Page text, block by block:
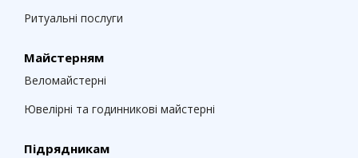
Ритуальні послуги
Майстерням
Веломайстерні
Ювелірні та годинникові майстерні
Підрядникам